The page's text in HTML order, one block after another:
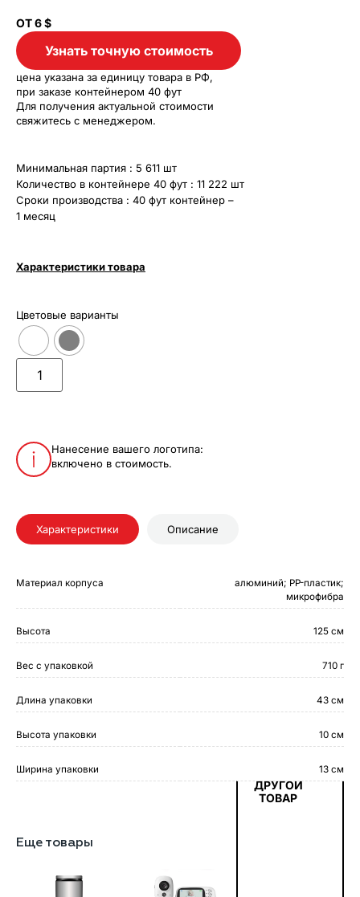
Минимальная партия : 5 611 шт
Количество в контейнере 40 фут : 11 222 шт
Сроки производства : 40 фут контейнер –
1 месяц
Характеристики товара
Цветовые варианты
Нанесение вашего логотипа:
включено в стоимость.
ОТ6$
Узнать точную стоимость
цена указана за единицу товара в РФ,
при заказе контейнером 40 фут
Для получения актуальной стоимости
свяжитесь с менеджером.
Характеристики Описание
Материал корпуса
алюминий; PP-пластик;
микрофибра
Высота 125 см
Вес с упаковкой 710 г
Длина упаковки 43 см
Высота упаковки 10 см
Ширина упаковки 13 см
Еще товары
ДРУГОЙ
ТОВАР